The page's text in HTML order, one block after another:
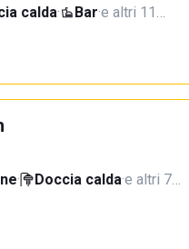
calda· Bar·e altri 11…
· Doccia calda·e altri 7…